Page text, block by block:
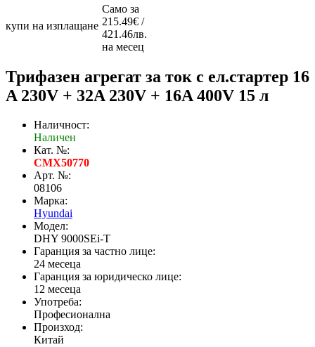
купи на изплащане
Само за
215.49€ /
421.46лв.
на месец
Трифазен агрегат за ток с ел.стартер 16
A 230V + 32A 230V + 16A 400V 15 л
Наличност:
Наличен
Кат. №:
CMX50770
Арт. №:
08106
Марка:
Hyundai
Модел:
DHY 9000SEi-Т
Гаранция за частно лице:
24 месеца
Гаранция за юридическо лице:
12 месеца
Употреба:
Професионална
Произход:
Китай